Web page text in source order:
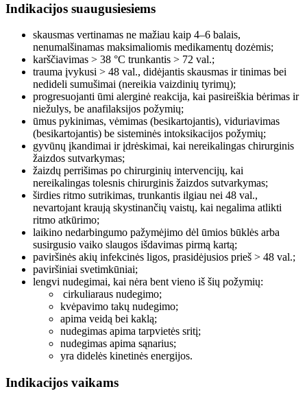
Indikacijos suaugusiesiems
skausmas vertinamas ne mažiau kaip 4–6 balais,
nenumalšinamas maksimaliomis medikamentų dozėmis;
karščiavimas > 38 °C trunkantis > 72 val.;
trauma įvykusi > 48 val., didėjantis skausmas ir tinimas bei
nedideli sumušimai (nereikia vaizdinių tyrimų);
progresuojanti ūmi alerginė reakcija, kai pasireiškia bėrimas ir
niežulys, be anafilaksijos požymių;
ūmus pykinimas, vėmimas (besikartojantis), viduriavimas
(besikartojantis) be sisteminės intoksikacijos požymių;
gyvūnų įkandimai ir įdrėskimai, kai nereikalingas chirurginis
žaizdos sutvarkymas;
žaizdų perrišimas po chirurginių intervencijų, kai
nereikalingas tolesnis chirurginis žaizdos sutvarkymas;
širdies ritmo sutrikimas, trunkantis ilgiau nei 48 val.,
nevartojant kraują skystinančių vaistų, kai negalima atlikti
ritmo atkūrimo;
laikino nedarbingumo pažymėjimo dėl ūmios būklės arba
susirgusio vaiko slaugos išdavimas pirmą kartą;
paviršinės akių infekcinės ligos, prasidėjusios prieš > 48 val.;
paviršiniai svetimkūniai;
lengvi nudegimai, kai nėra bent vieno iš šių požymių:
cirkuliaraus nudegimo;
kvėpavimo takų nudegimo;
apima veidą bei kaklą;
nudegimas apima tarpvietės sritį;
nudegimas apima sąnarius;
yra didelės kinetinės energijos.
Indikacijos vaikams